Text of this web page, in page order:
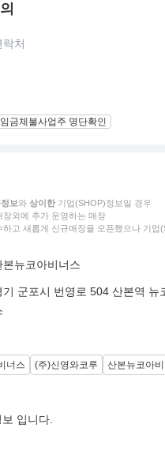
락처
임금체불사업주 명단확인
보와 상이한 기업(SHOP)정보일 경우
장외에 추가 운영하는 매장
하고 새롭게 신규매장을 오픈했으나 기업
본뉴코아비너스
기 군포시 번영로 504 산본역 뉴
너스 (주)신영와코루 산본뉴코아
입니다.